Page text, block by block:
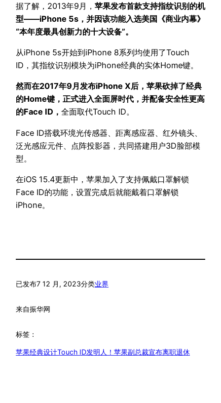
据了解，2013年9月， 苹果发布首款支持指纹识别的机
型——iPhone 5s，并因该功能入选美国《商业内幕》
“本年度最具创新力的十大设备”。
从iPhone 5s开始到iPhone 8系列均使用了Touch
ID，其指纹识别模块为iPhone经典的实体Home键。
然而在2017年9月发布iPhone X后，苹果砍掉了经典
的Home键，正式进入全面屏时代，并配备安全性更高
的Face ID， 全面取代Touch ID。
Face ID搭载环境光传感器、距离感应器、红外镜头、
泛光感应元件、点阵投影器，共同搭建用户3D脸部模
型。
在iOS 15.4更新中，苹果加入了支持佩戴口罩解锁
Face ID的功能，设置完成后就能戴着口罩解锁
iPhone。
已发布7 12 月, 2023分类业界
来自振华网
标签：
苹果经典设计Touch ID发明人！苹果副总裁宣布离职退休